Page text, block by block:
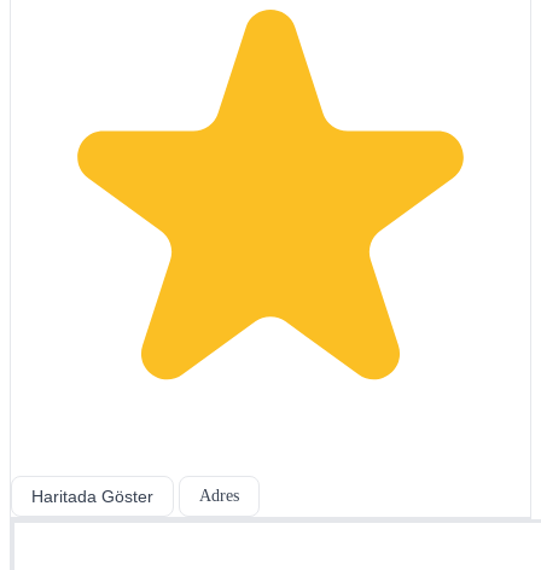
Haritada Göster Adres